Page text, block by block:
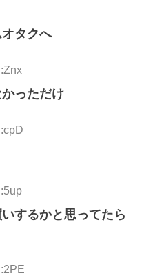
タクへ
っただけ
するかと思ってたら